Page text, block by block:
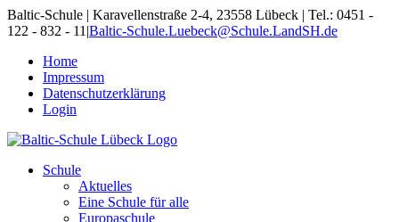
Skip
to
Baltic-Schule | Karavellenstraße 2-4, 23558 Lübeck | Tel.: 0451 -
122 - 832 - 11 |Baltic-Schule.Luebeck@Schule.LandSH.de
Home
Impressum
Datenschutzerklärung
Login
Schule
Aktuelles
Eine Schule für alle
Europaschule